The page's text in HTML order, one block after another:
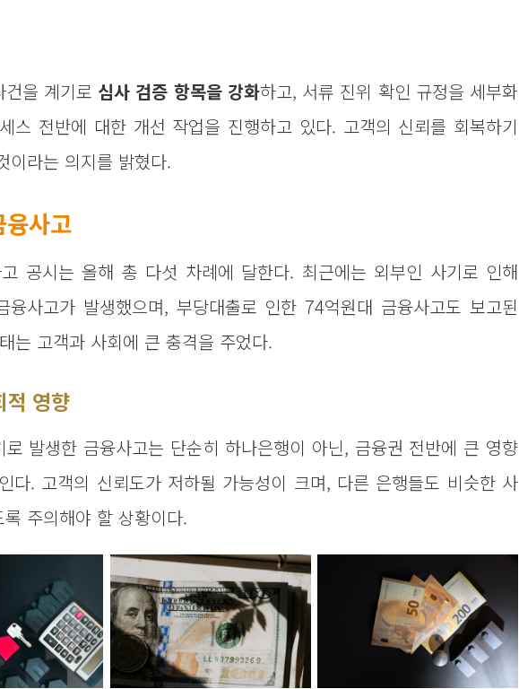
을 계기로 심사 검증 항목을 강화하고, 서류 진위 확인 규정을 세부화
스 전반에 대한 개선 작업을 진행하고 있다. 고객의 신뢰를 회복하기
이라는 의지를 밝혔다.
사고
공시는 올해 총 다섯 차례에 달한다. 최근에는 외부인 사기로 인해
융사고가 발생했으며, 부당대출로 인한 74억원대 금융사고도 보고된
는 고객과 사회에 큰 충격을 주었다.
적 영향
로 발생한 금융사고는 단순히 하나은행이 아닌, 금융권 전반에 큰 영향
다. 고객의 신뢰도가 저하될 가능성이 크며, 다른 은행들도 비슷한 사
주의해야 할 상황이다.